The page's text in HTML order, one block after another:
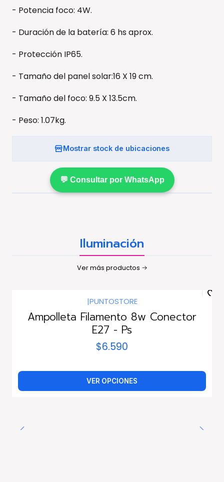
- Potencia foco: 4W.
- Duración de la batería: 6 hs aprox.
- Protección IP65.
- Tamaño del panel solar:16 X 19 cm.
- Tamaño del foco: 9.5 X 13.5cm.
- Peso: 1.07kg.
Mostrar stock de ubicaciones
💬 Consultar por WhatsApp
Iluminación
Ver más productos
|PUNTOSTORE
Ampolleta Filamento 8w Conector
E27 - Ps
$6.590
VER OPCIONES